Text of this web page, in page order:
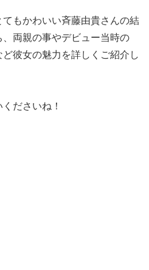
もかわいい斉藤由貴さんの結
両親の事やデビュー当時の
彼女の魅力を詳しくご紹介し
ださいね！